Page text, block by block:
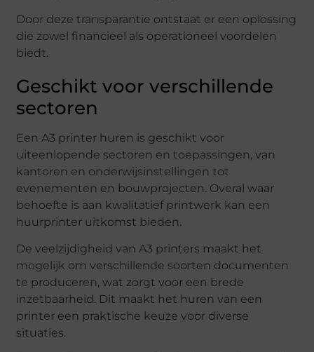
Door deze transparantie ontstaat er een oplossing
die zowel financieel als operationeel voordelen
biedt.
Geschikt voor verschillende
sectoren
Een A3 printer huren is geschikt voor
uiteenlopende sectoren en toepassingen, van
kantoren en onderwijsinstellingen tot
evenementen en bouwprojecten. Overal waar
behoefte is aan kwalitatief printwerk kan een
huurprinter uitkomst bieden.
De veelzijdigheid van A3 printers maakt het
mogelijk om verschillende soorten documenten
te produceren, wat zorgt voor een brede
inzetbaarheid. Dit maakt het huren van een
printer een praktische keuze voor diverse
situaties.